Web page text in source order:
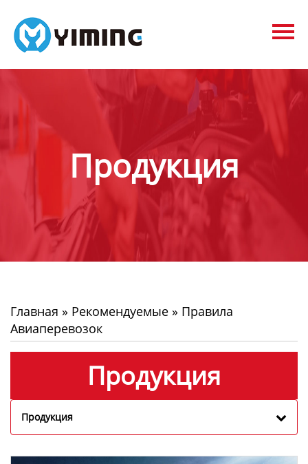
Tags
видео
О нас
Продукция
Главная » Рекомендуемые » Правила
Авиаперевозок
Продукция
Продукция